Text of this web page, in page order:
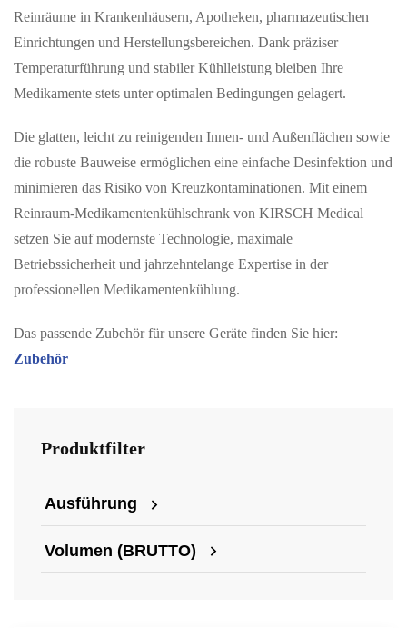
Reinräume in Krankenhäusern, Apotheken, pharmazeutischen
Einrichtungen und Herstellungsbereichen. Dank präziser
Temperaturführung und stabiler Kühlleistung bleiben Ihre
Medikamente stets unter optimalen Bedingungen gelagert.
Die glatten, leicht zu reinigenden Innen- und Außenflächen sowie
die robuste Bauweise ermöglichen eine einfache Desinfektion und
minimieren das Risiko von Kreuzkontaminationen. Mit einem
Reinraum-Medikamentenkühlschrank von KIRSCH Medical
setzen Sie auf modernste Technologie, maximale
Betriebssicherheit und jahrzehntelange Expertise in der
professionellen Medikamentenkühlung.
Das passende Zubehör für unsere Geräte finden Sie hier:
Zubehör
Produktfilter
Ausführung
Volumen (BRUTTO)